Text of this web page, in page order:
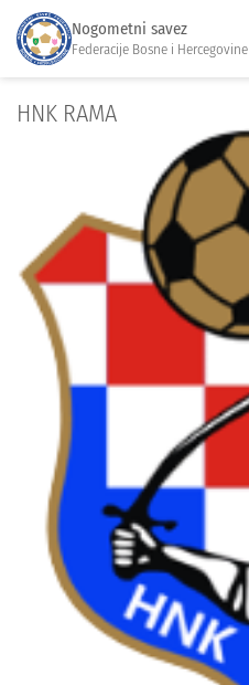
Nogometni savez
Federacije Bosne i Hercegovine
HNK RAMA